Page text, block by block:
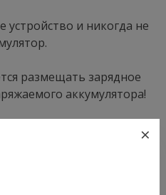
устройство и никогда не
размещать зарядное
аккумулятора!
для
×